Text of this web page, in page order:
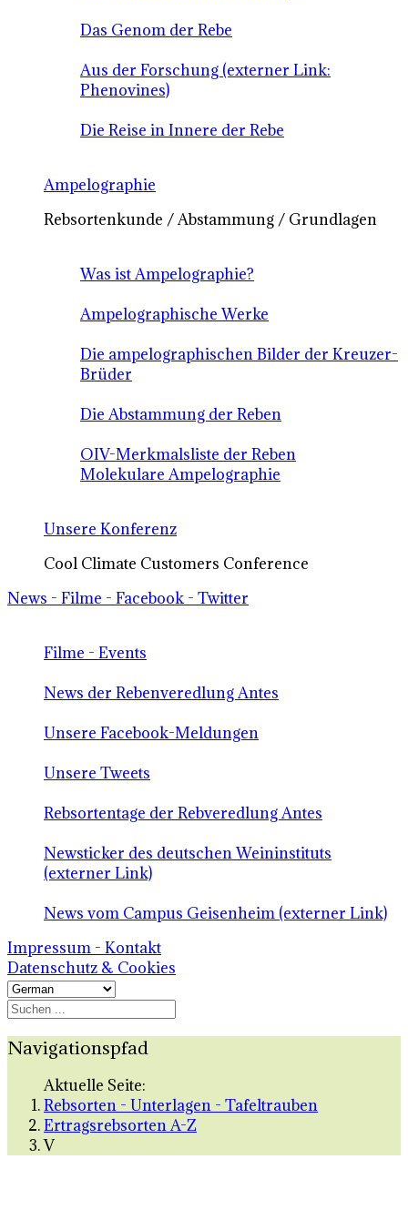
Das Genom der Rebe
Aus der Forschung (externer Link:
Phenovines)
Die Reise in Innere der Rebe
Ampelographie
Rebsortenkunde / Abstammung / Grundlagen
Was ist Ampelographie?
Ampelographische Werke
Die ampelographischen Bilder der Kreuzer-
Brüder
Die Abstammung der Reben
OIV-Merkmalsliste der Reben
Molekulare Ampelographie
Unsere Konferenz
Cool Climate Customers Conference
News - Filme - Facebook - Twitter
Filme - Events
News der Rebenveredlung Antes
Unsere Facebook-Meldungen
Unsere Tweets
Rebsortentage der Rebveredlung Antes
Newsticker des deutschen Weininstituts
(externer Link)
News vom Campus Geisenheim (externer Link)
Impressum - Kontakt
Datenschutz & Cookies
Navigationspfad
Aktuelle Seite:
Rebsorten - Unterlagen - Tafeltrauben
Ertragsrebsorten A-Z
V